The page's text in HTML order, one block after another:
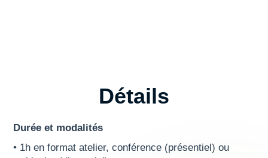
Détails
Durée et modalités
• 1h en format atelier, conférence (présentiel) ou